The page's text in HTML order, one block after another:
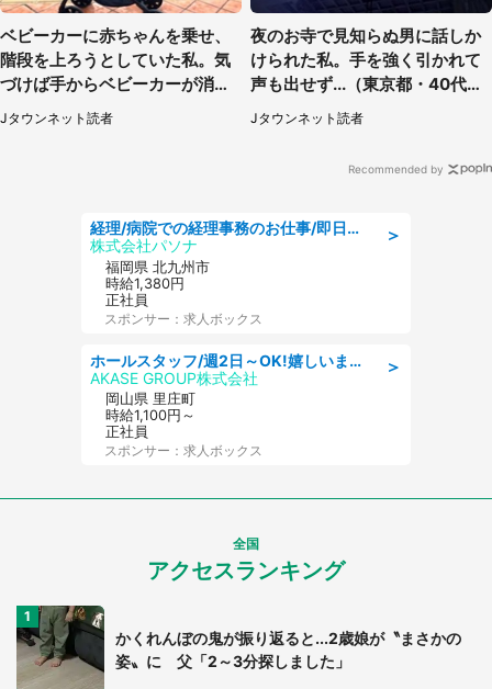
ベビーカーに赤ちゃんを乗せ、
階段を上ろうとしていた私。気
づけば手からベビーカーが消え
ていて（神奈川県・60代女性）
Jタウンネット読者
夜のお寺で見知らぬ男に話しか
けられた私。手を強く引かれて
声も出せず...（東京都・40代女
Jタウンネット読者
Recommended by
＞
経理/病院での経理事務のお仕事/即日勤務可/車通勤可/経理/一般事務
株式会社パソナ
福岡県 北九州市
時給1,380円
正社員
スポンサー：求人ボックス
＞
ホールスタッフ/週2日～OK!嬉しいまかない付き/岡山県/浅口郡里庄町
AKASE GROUP株式会社
岡山県 里庄町
時給1,100円～
正社員
スポンサー：求人ボックス
全国
アクセスランキング
かくれんぼの鬼が振り返ると...2歳娘が〝まさかの
姿〟に 父「2～3分探しました」